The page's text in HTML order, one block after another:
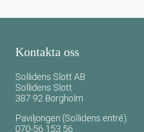
Kontakta oss
Sollidens Slott AB
Sollidens Slott
387 92 Borgholm
Paviljongen (Sollidens entré):
070-56 153 56